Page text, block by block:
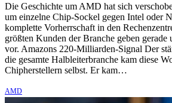
Die Geschichte um AMD hat sich
um einzelne Chip-Sockel gegen Intel oder
komplette Vorherrschaft in den
größten Kunden der Branche geben
vor. Amazons 220-Milliarden-Signal Der
die gesamte Halbleiterbranche kam diese
Chipherstellern selbst. Er kam…
AMD